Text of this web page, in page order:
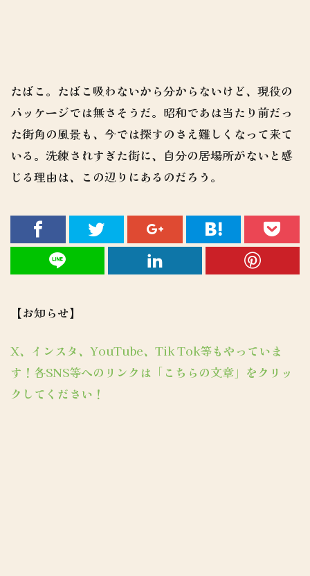
たばこ。たばこ吸わないから分からないけど、現役の
パッケージでは無さそうだ。昭和であは当たり前だっ
た街角の風景も、今では探すのさえ難しくなって来て
いる。洗練されすぎた街に、自分の居場所がないと感
じる理由は、この辺りにあるのだろう。
【お知らせ】
X、インスタ、YouTube、Tik Tok等もやっていま
す！各SNS等へのリンクは「こちらの文章」をクリッ
クしてください！